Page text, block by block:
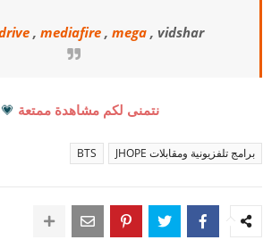
, mediafire, mega, vidshar
نتمنى لكم مشاهدة ممتعة 💗
برامج تلفزيونية ومقابلات JHOPE BTS